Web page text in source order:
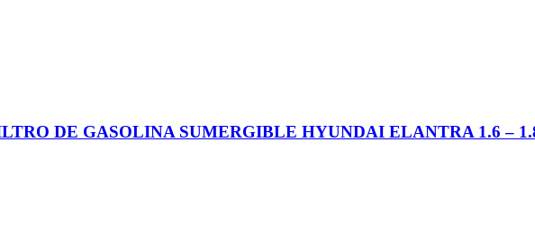
DE GASOLINA SUMERGIBLE HYUNDAI ELANTRA 1.6 –